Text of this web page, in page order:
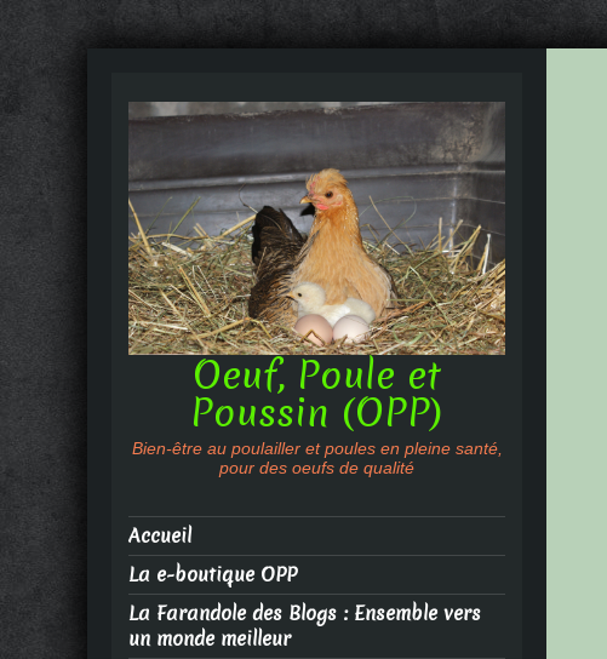
Oeuf, Poule et
Poussin (OPP)
Bien-être au poulailler et poules en pleine santé,
pour des oeufs de qualité
Accueil
La e-boutique OPP
La Farandole des Blogs : Ensemble vers
un monde meilleur